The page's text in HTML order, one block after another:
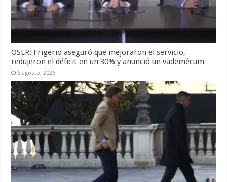
OSER: Frigerio aseguró que mejoraron el servicio,
redujeron el déficit en un 30% y anunció un vademécum
6 agosto, 2026